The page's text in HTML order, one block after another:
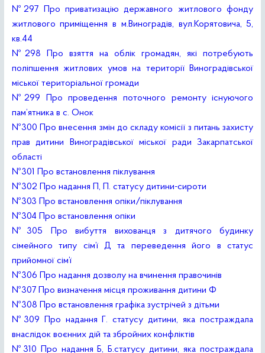
№297 Про приватизацію державного житлового фонду
житлового приміщення в м.Виноградів, вул.Корятовича, 5,
кв.44
№298 Про взяття на облік громадян, які потребують
поліпшення житлових умов на території Виноградівської
міської територіальної громади
№299 Про проведення поточного ремонту існуючого
пам’ятника в с. Онок
№300 Про внесення змін до складу комісії з питань захисту
прав дитини Виноградівської міської ради Закарпатської
області
№301 Про встановлення піклування
№302 Про надання П, П. статусу дитини-сироти
№303 Про встановлення опіки/піклування
№304 Про встановлення опіки
№305 Про вибуття вихованця з дитячого будинку
сімейного типу сім’ї Д та переведення його в статус
прийомної сім’ї
№306 Про надання дозволу на вчинення правочинів
№307 Про визначення місця проживання дитини Ф
№308 Про встановлення графіка зустрічей з дітьми
№309 Про надання Г. статусу дитини, яка постраждала
внаслідок воєнних дій та збройних конфліктів
№310 Про надання Б, Б.статусу дитини, яка постраждала